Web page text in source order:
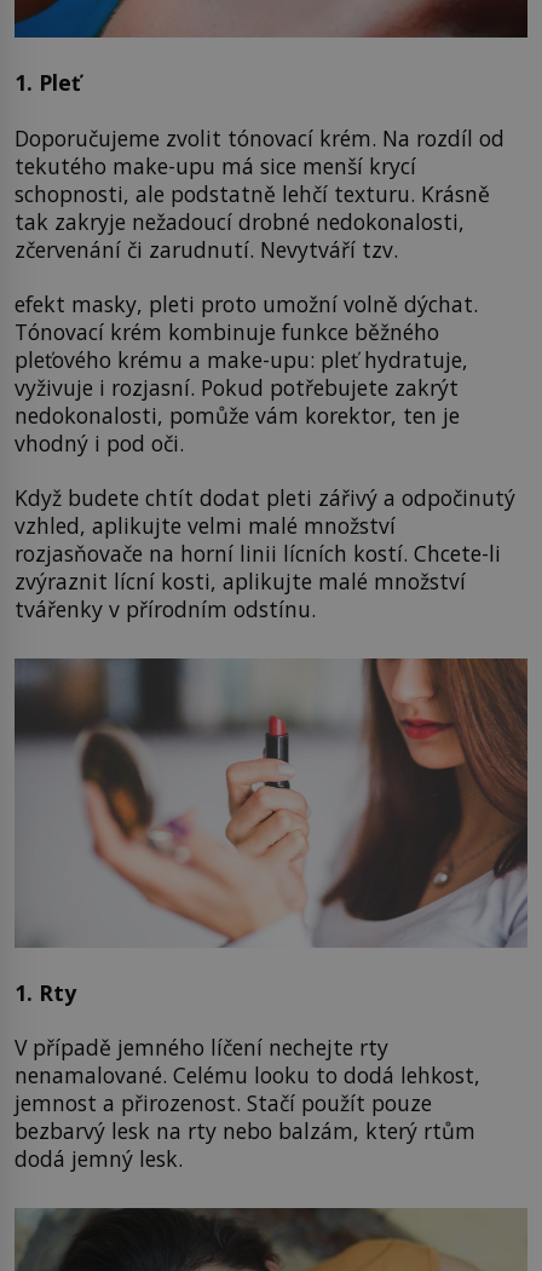
1. Pleť
Doporučujeme zvolit tónovací krém. Na rozdíl od
tekutého make-upu má sice menší krycí
schopnosti, ale podstatně lehčí texturu. Krásně
tak zakryje nežadoucí drobné nedokonalosti,
zčervenání či zarudnutí. Nevytváří tzv.
efekt masky, pleti proto umožní volně dýchat.
Tónovací krém kombinuje funkce běžného
pleťového krému a make-upu: pleť hydratuje,
vyživuje i rozjasní. Pokud potřebujete zakrýt
nedokonalosti, pomůže vám korektor, ten je
vhodný i pod oči.
Když budete chtít dodat pleti zářivý a odpočinutý
vzhled, aplikujte velmi malé množství
rozjasňovače na horní linii lícních kostí. Chcete-li
zvýraznit lícní kosti, aplikujte malé množství
tvářenky v přírodním odstínu.
1. Rty
V případě jemného líčení nechejte rty
nenamalované. Celému looku to dodá lehkost,
jemnost a přirozenost. Stačí použít pouze
bezbarvý lesk na rty nebo balzám, který rtům
dodá jemný lesk.